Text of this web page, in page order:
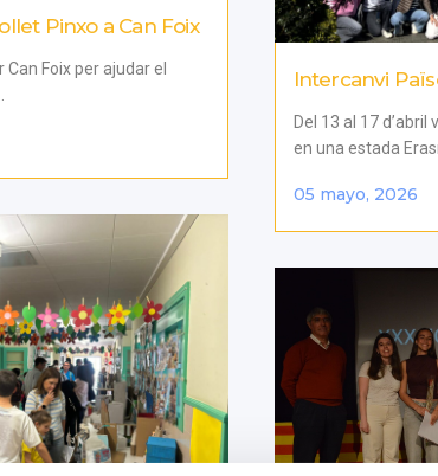
Pinxo a Can Foix
Foix per ajudar el
Intercanvi
Del 13 al 17
en una estada
05 mayo, 2026